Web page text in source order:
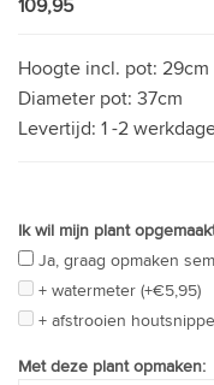
Hoogte incl. pot: 29cm
Diameter pot: 37cm
Levertijd: 1 -2
Ik wil mijn plant
Ja, graag opmaken
+ watermeter (+€5,95)
+ afstrooien
Met deze plant opmaken: